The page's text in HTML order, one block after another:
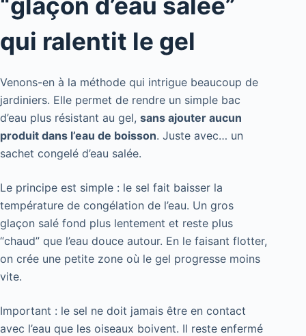
qui ralentit le gel
Venons-en à la méthode qui intrigue beaucoup de
jardiniers. Elle permet de rendre un simple bac
d’eau plus résistant au gel, sans ajouter aucun
produit dans l’eau de boisson. Juste avec… un
sachet congelé d’eau salée.
Le principe est simple : le sel fait baisser la
température de congélation de l’eau. Un gros
glaçon salé fond plus lentement et reste plus
“chaud” que l’eau douce autour. En le faisant flotter,
on crée une petite zone où le gel progresse moins
vite.
Important : le sel ne doit jamais être en contact
avec l’eau que les oiseaux boivent. Il reste enfermé